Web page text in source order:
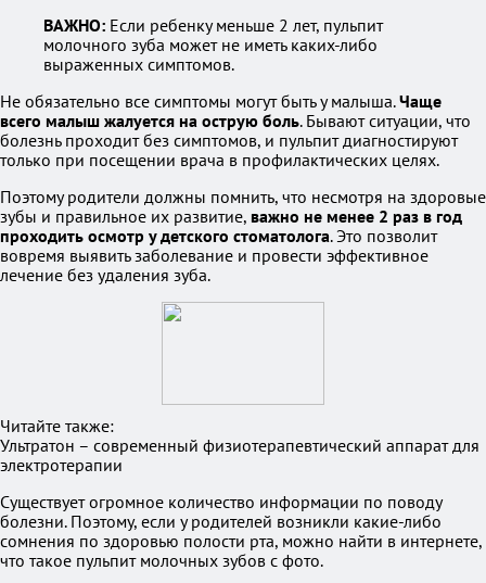
ВАЖНО: Если ребенку меньше 2 лет, пульпит
молочного зуба может не иметь каких-либо
выраженных симптомов.
Не обязательно все симптомы могут быть у малыша.Чаще
всего малыш жалуется на острую боль. Бывают ситуации, что
болезнь проходит без симптомов, и пульпит диагностируют
только при посещении врача в профилактических целях.
Поэтому родители должны помнить, что несмотря на здоровые
зубы и правильное их развитие, важно не менее 2 раз в год
проходить осмотр у детского стоматолога. Это позволит
вовремя выявить заболевание и провести эффективное
лечение без удаления зуба.
Читайте также:
Ультратон – современный физиотерапевтический аппарат для
электротерапии
Существует огромное количество информации по поводу
болезни. Поэтому, если у родителей возникли какие-либо
сомнения по здоровью полости рта, можно найти в интернете,
что такое пульпит молочных зубов с фото.